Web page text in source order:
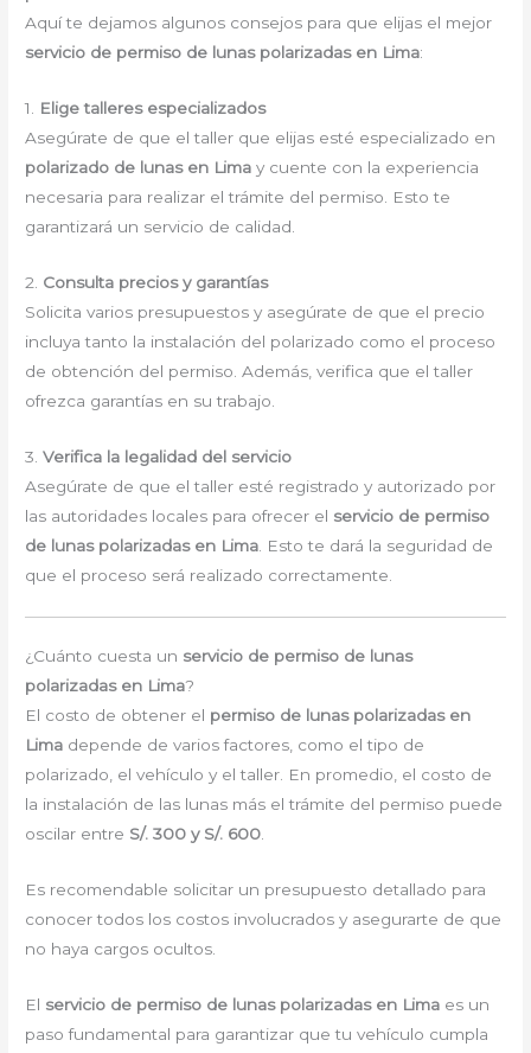
Aquí te dejamos algunos consejos para que elijas el mejor
servicio de permiso de lunas polarizadas en Lima:
1. Elige talleres especializados
Asegúrate de que el taller que elijas esté especializado en
polarizado de lunas en Lima y cuente con la experiencia
necesaria para realizar el trámite del permiso. Esto te
garantizará un servicio de calidad.
2. Consulta precios y garantías
Solicita varios presupuestos y asegúrate de que el precio
incluya tanto la instalación del polarizado como el proceso
de obtención del permiso. Además, verifica que el taller
ofrezca garantías en su trabajo.
3.Verifica la legalidad del servicio
Asegúrate de que el taller esté registrado y autorizado por
las autoridades locales para ofrecer el servicio de permiso
de lunas polarizadas en Lima . Esto te dará la seguridad de
que el proceso será realizado correctamente.
¿Cuánto cuesta un servicio de permiso de lunas
polarizadas en Lima?
El costo de obtener el permiso de lunas polarizadas en
Lima depende de varios factores, como el tipo de
polarizado, el vehículo y el taller. En promedio, el costo de
la instalación de las lunas más el trámite del permiso puede
oscilar entre S/. 300 y S/. 600.
Es recomendable solicitar un presupuesto detallado para
conocer todos los costos involucrados y asegurarte de que
no haya cargos ocultos.
El servicio de permiso de lunas polarizadas en Lima es un
paso fundamental para garantizar que tu vehículo cumpla